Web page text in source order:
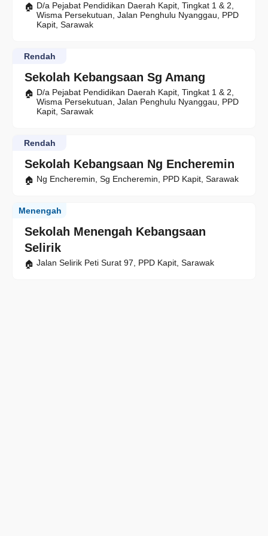
D/a Pejabat Pendidikan Daerah Kapit, Tingkat 1 & 2,
Wisma Persekutuan, Jalan Penghulu Nyanggau, PPD
Kapit, Sarawak
Sekolah Kebangsaan Sg Amang
Rendah
D/a Pejabat Pendidikan Daerah Kapit, Tingkat 1 & 2,
Wisma Persekutuan, Jalan Penghulu Nyanggau, PPD
Kapit, Sarawak
Sekolah Kebangsaan Ng Encheremin
Rendah
Ng Encheremin, Sg Encheremin, PPD Kapit, Sarawak
Sekolah Menengah Kebangsaan
Selirik
Menengah
Jalan Selirik Peti Surat 97, PPD Kapit, Sarawak